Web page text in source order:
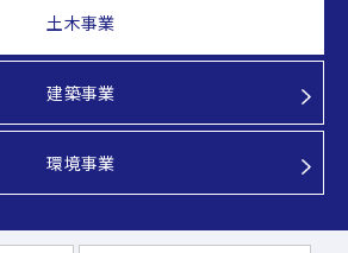
土木事業
建築事業
環境事業